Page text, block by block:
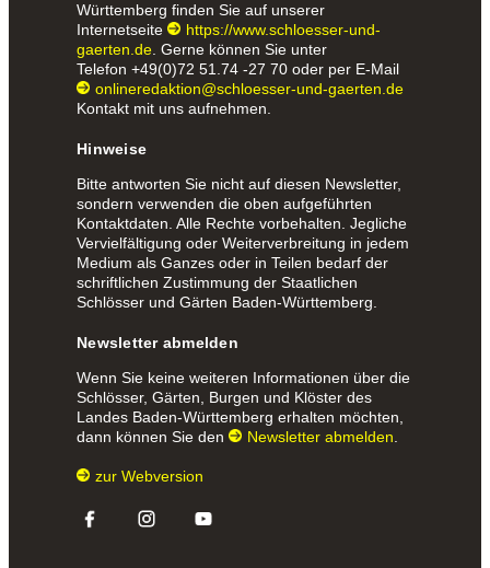
Württemberg finden Sie auf unserer
Internetseite
https://www.schloesser-und-
gaerten.de . Gerne können Sie unter
Telefon +49(0)72 51.74 -27 70 oder per E-Mail
onlineredaktion@schloesser-und-gaerten.de
Kontakt mit uns aufnehmen.
Hinweise
Bitte antworten Sie nicht auf diesen Newsletter,
sondern verwenden die oben aufgeführten
Kontaktdaten. Alle Rechte vorbehalten. Jegliche
Vervielfältigung oder Weiterverbreitung in jedem
Medium als Ganzes oder in Teilen bedarf der
schriftlichen Zustimmung der Staatlichen
Schlösser und Gärten Baden-Württemberg.
Newsletter abmelden
Wenn Sie keine weiteren Informationen über die
Schlösser, Gärten, Burgen und Klöster des
Landes Baden-Württemberg erhalten möchten,
dann können Sie den
Newsletter abmelden
zur Webversion